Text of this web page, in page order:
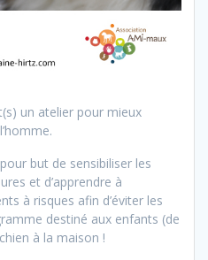
un atelier pour mieux
but de sensibiliser les
et d’apprendre à
à risques afin d’éviter les
destiné aux enfants (de
à la maison !